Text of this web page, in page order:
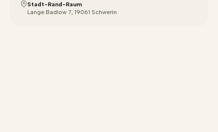
Stadt-Rand-Raum
Lange Badlow 7, 19061 Schwerin